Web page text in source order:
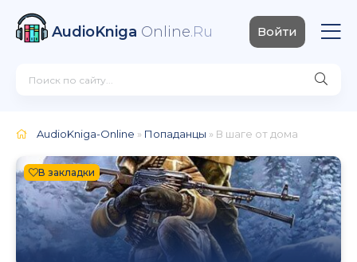
AudioKniga Online.Ru Войти
AudioKniga-Online » Попаданцы » В шаге от дома
В закладки